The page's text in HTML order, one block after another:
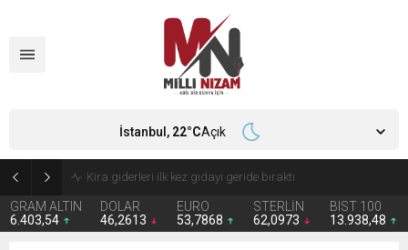
GRAM ALTIN
6.403,54
DOLAR
46,2613
EURO
53,7868
STERLİN
62,0973
BIST 100
13.938,48
İstanbul, 22°CAçık